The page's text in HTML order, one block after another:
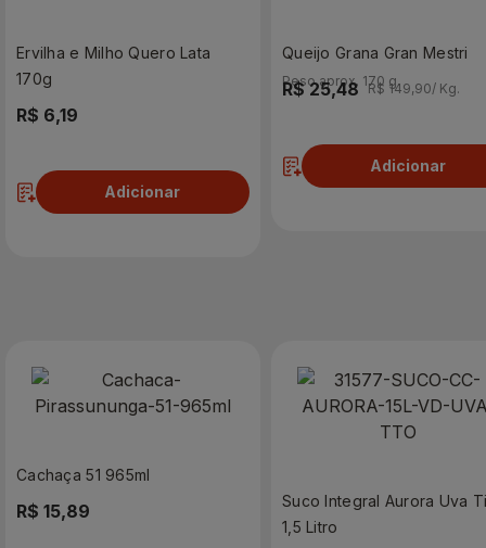
Ervilha e Milho Quero Lata
170g
R$ 6,19
Adicionar
Queijo Grana Gran Mestri
Peso aprox. 170 g.
R$ 25,48 R$ 149,90/ Kg.
Adicionar
Cachaça 51 965ml
R$ 15,89
Suco Integral Aurora Uva
1,5 Litro